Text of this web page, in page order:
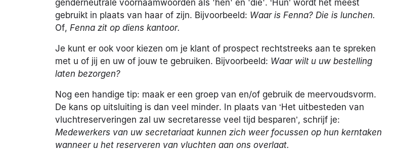
genderneutrale voornaamwoorden als 'hen' en 'die'. ‘Hun’ wordt het meest
gebruikt in plaats van haar of zijn. Bijvoorbeeld: Waar is Fenna? Die is lunchen.
Of, Fenna zit op diens kantoor.
Je kunt er ook voor kiezen om je klant of prospect rechtstreeks aan te spreken
met u of jij en uw of jouw te gebruiken. Bijvoorbeeld: Waar wilt u uw bestelling
laten bezorgen?
Nog een handige tip: maak er een groep van en/of gebruik de meervoudsvorm.
De kans op uitsluiting is dan veel minder. In plaats van ‘Het uitbesteden van
vluchtreserveringen zal uw secretaresse veel tijd besparen’, schrijf je:
Medewerkers van uw secretariaat kunnen zich weer focussen op hun kerntaken
wanneer u het reserveren van vluchten aan ons overlaat.